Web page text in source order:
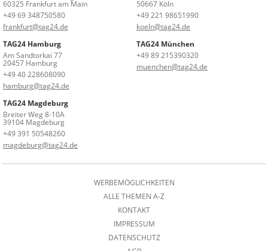
60325 Frankfurt am Main
+49 69 348750580
frankfurt@tag24.de
50667 Köln
+49 221 98651990
koeln@tag24.de
TAG24 Hamburg
Am Sandtorkai 77
20457 Hamburg
+49 40 228608090
hamburg@tag24.de
TAG24 München
+49 89 215390320
muenchen@tag24.de
TAG24 Magdeburg
Breiter Weg 8-10A
39104 Magdeburg
+49 391 50548260
magdeburg@tag24.de
WERBEMÖGLICHKEITEN
ALLE THEMEN A-Z
KONTAKT
IMPRESSUM
DATENSCHUTZ